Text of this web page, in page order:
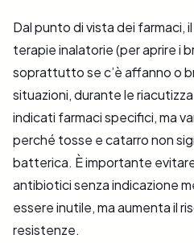
Dal punto di vista dei farmaci,
terapie inalatorie (per aprire i
soprattutto se c’è affanno o
situazioni, durante le
indicati farmaci specifici, ma
perché tosse e catarro non
batterica. È importante
antibiotici senza indicazione
essere inutile, ma aumenta il
resistenze.